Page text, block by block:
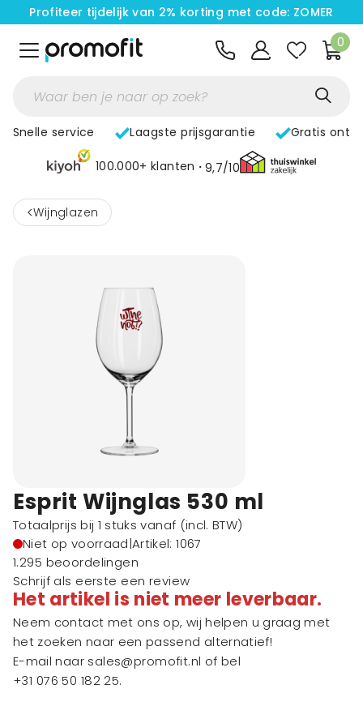
Profiteer tijdelijk van 2% korting met code: ZOMER
0
Snelle service Laagste prijsgarantie Gratis
100.000+ klanten 9,7/10
< Wijnglazen
Esprit Wijnglas 530 ml
Totaalprijs bij 1 stuks vanaf (incl. BTW)
Niet op voorraad|Artikel: 1067
1.295 beoordelingen
Schrijf als eerste een review
Het artikel is niet meer leverbaar.
Neem contact met ons op, wij helpen u graag met
het zoeken naar een passend alternatief!
E-mail naar sales@promofit.nl of bel
+31 076 50 182 25.